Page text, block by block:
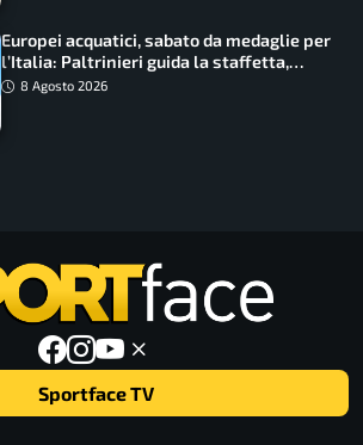
Europei acquatici, sabato da medaglie per
l’Italia: Paltrinieri guida la staffetta,
Barnabà sogna l’oro dalle grandi altezze
8 Agosto 2026
Sportface TV